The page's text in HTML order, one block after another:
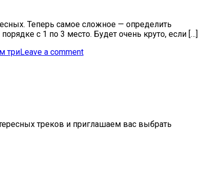
Теперь самое сложное — определить
с 1 по 3 место. Будет очень круто, если […]
триLeave a comment
треков и приглашаем вас выбрать